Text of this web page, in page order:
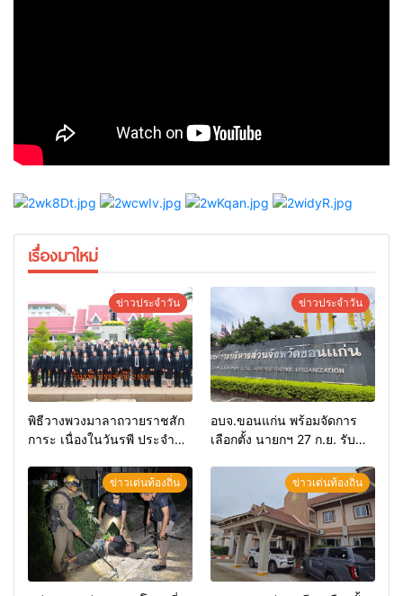
เรื่องมาใหม่
ข่าวประจำวัน
พิธีวางพวงมาลาถวายราชสัก
การะ เนื่องในวันรพี ประจำปี
วันรพี เพื่อเชื่อมความสัมพันธ์
อันดีของหน่วยงานใน
กระบวนการยุติธรรม
ข่าวประจำวัน
อบจ.ขอนแก่น พร้อมจัดการ
เลือกตั้ง นายกฯ 27 ก.ย. รับ
ลงสมัครรับการเลือกตั้งหาก
คุณสมบัติครบ มั่นใจคนใช้
สิทธิ์ทะลุ 70%
ข่าวเด่นท้องถิ่น ข่าวเด่นท้องถิ่น